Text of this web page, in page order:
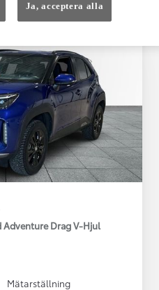
Adventure Drag V-Hjul
Mätarställning
Ja, acceptera alla